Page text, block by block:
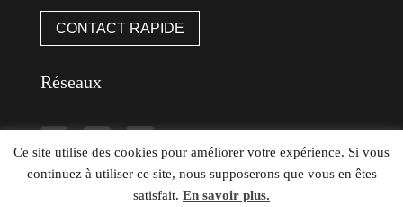
CONTACT RAPIDE
Réseaux
Ce site utilise des cookies pour améliorer votre expérience. Si vous
continuez à utiliser ce site, nous supposerons que vous en êtes
satisfait. En savoir plus.